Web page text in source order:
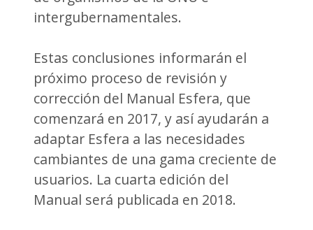
intergubernamentales.
Estas conclusiones informarán el
próximo proceso de revisión y
corrección del Manual Esfera, que
comenzará en 2017, y así ayudarán a
adaptar Esfera a las necesidades
cambiantes de una gama creciente de
usuarios. La cuarta edición del
Manual será publicada en 2018.